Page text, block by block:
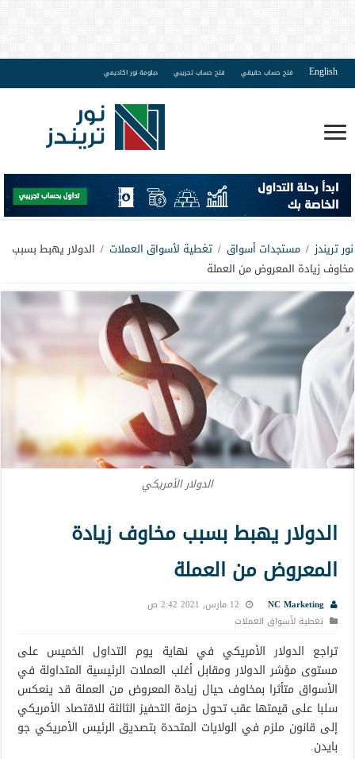
English فتح حساب حقيقي فتح حساب تجريبي دبلومة نور اكاديمي
نور تريندز / مستجدات أسواق / تغطية لأسواق العملات / الدولار يهبط بسبب
مخاوف زيادة المعروض من العملة
الدولار الأمريكي
الدولار يهبط بسبب مخاوف زيادة
المعروض من العملة
NC Marketing
12 مارس, 2021 2:42 ص
تغطية لأسواق العملات
تراجع الدولار الأمريكي في نهاية يوم التداول الخميس على
مستوى مؤشر الدولار ومقابل أغلب العملات الرئيسية المتداولة في
الأسواق متأثرا بمخاوف حيال زيادة المعروض من العملة قد ينعكس
سلبا على قيمتها عقب تحول حزمة التحفيز الثالثة للاقتصاد الأمريكي
إلى قانون ملزم في الولايات المتحدة بتصديق الرئيس الأمريكي جو
بايدن.